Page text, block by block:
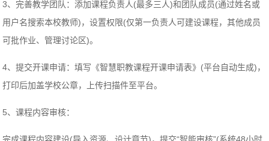
3、完善教学团队：添加课程负责人(最多三人)和团队成员(通过姓名或
用户名搜索本校教师)，设置权限(仅第一负责人可建设课程，其他成员
可批作业、管理讨论区)。
4、提交开课申请：填写《智慧职教课程开课申请表》(平台自动生成)，
打印后加盖学校公章，上传扫描件至平台。
5、课程内容审核：